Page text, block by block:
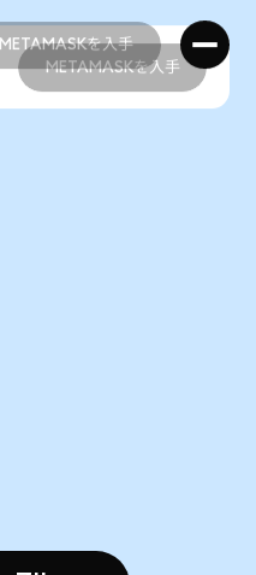
METAMASKを入手
METAMASKを入手
METAMASKを入手